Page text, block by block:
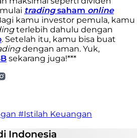
tradingsaham online
kamu investor pemula, kamu
terlebih dahulu dengan
. Setelah itu, kamu bisa buat
dengan aman. Yuk,
sekarang juga!***
#Istilah Keuangan
Indonesia